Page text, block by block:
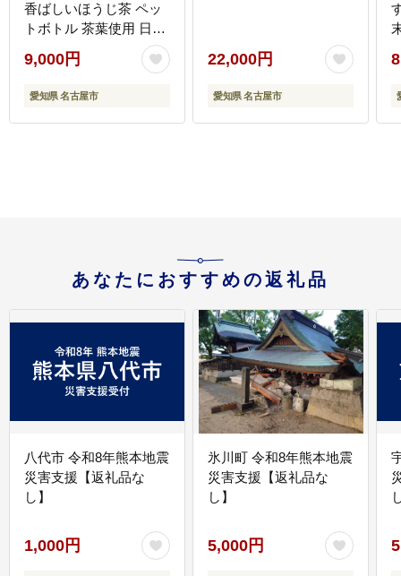
香ばしいほうじ茶 ペッ
トボトル 茶葉使用 日本
茶 健康飲料 常温保存 送
料無料 人気 おすすめ
9,000円
愛知県 名古屋市
22,000円
愛知県 名古屋市
あなたにおすすめの返礼品
八代市 令和8年熊本地震
災害支援【返礼品な
し】
1,000円
氷川町 令和8年熊本地震
災害支援【返礼品な
し】
5,000円